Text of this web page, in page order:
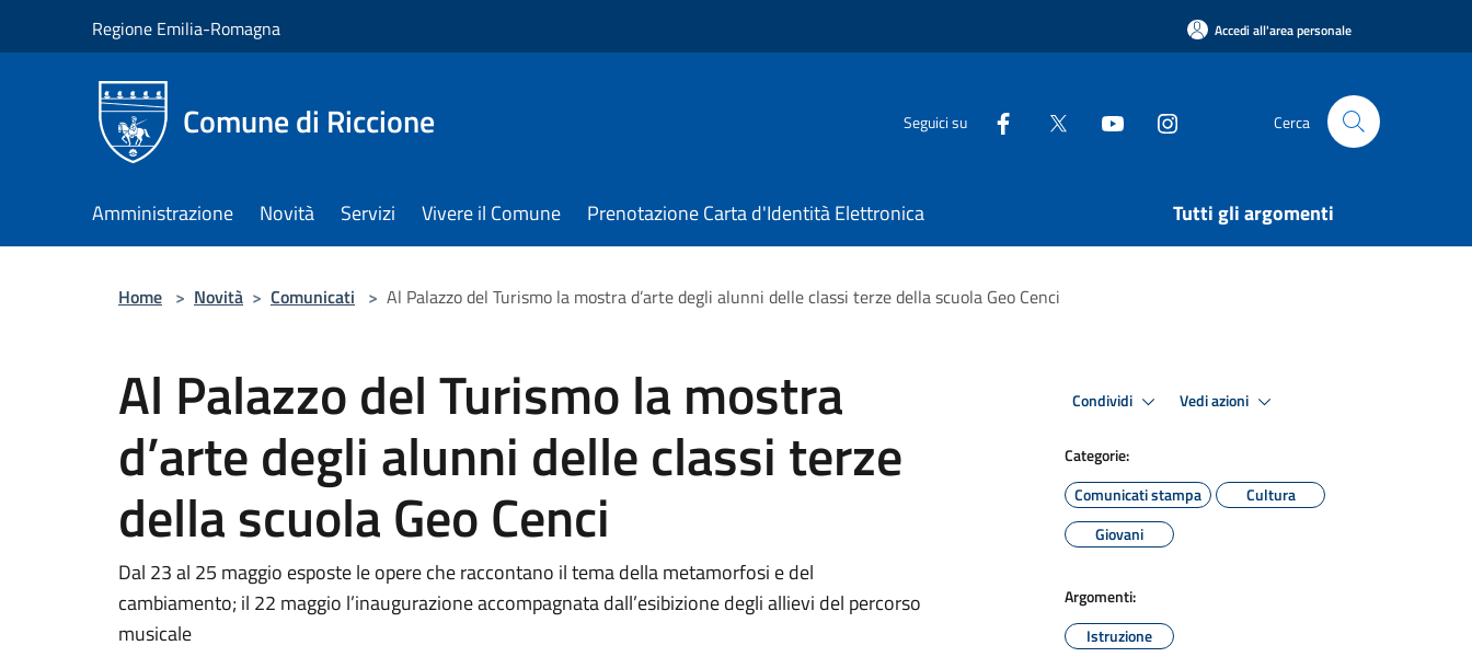
Regione Emilia-Romagna Accedi all'area personale
Comune di Riccione Seguici su Cerca
Amministrazione Novità Servizi Vivere il Comune Prenotazione Carta d'Identità Elettronica Tutti gli argomenti
Home > Novità > Comunicati > Al Palazzo del Turismo la mostra d’arte degli alunni delle classi terze della scuola Geo Cenci
Al Palazzo del Turismo la mostra
d’arte degli alunni delle classi terze
della scuola Geo Cenci
Dal 23 al 25 maggio esposte le opere che raccontano il tema della metamorfosi e del
cambiamento; il 22 maggio l’inaugurazione accompagnata dall’esibizione degli allievi del percorso
musicale
Condividi Vedi azioni
Categorie:
Comunicati stampa
Cultura
Giovani
Argomenti:
Istruzione